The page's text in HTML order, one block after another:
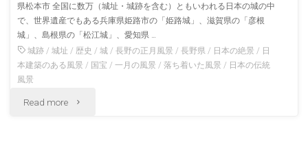
県松本市 全国に数万（城址・城跡を含む）ともいわれる日本の城の中
で、世界遺産でもある兵庫県姫路市の「姫路城」、滋賀県の「彦根
城」、島根県の「松江城」、愛知県 …
城跡 /城址 / 歴史 /城 /長野の正月風景 /長野県 / 日本の絶景 / 日
本建築のある風景 / 国宝 /一月の風景 /落ち着いた風景 / 日本の伝統
風景
Read more "正